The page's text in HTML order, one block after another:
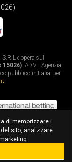
e opera sul
15026). ADM - Agenzia
pubblico in Italia: per
di memorizzare i
sito, analizzare